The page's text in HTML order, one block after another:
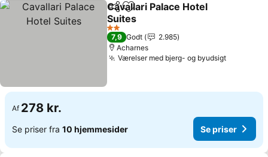
Del Føj til favoritter
Cavallari Palace Hotel
Suites
2 Stjerner
7,9 Godt
2.985
Acharnes
Værelser med bjerg- og byudsigt
Af 278 kr.
Se priser fra 10 hjemmesider Se priser